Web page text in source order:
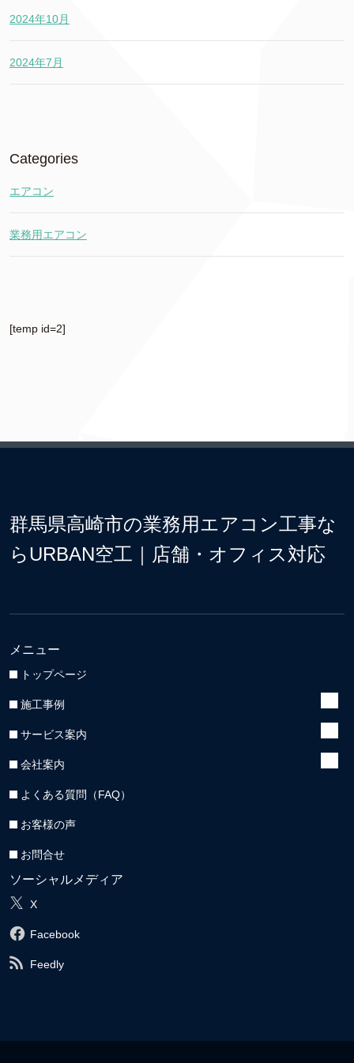
2024年10月
2024年7月
Categories
エアコン
業務用エアコン
[temp id=2]
群馬県高崎市の業務用エアコン工事な
らURBAN空工｜店舗・オフィス対応
メニュー
トップページ
施工事例
サービス案内
会社案内
よくある質問（FAQ）
お客様の声
お問合せ
ソーシャルメディア
X
Facebook
Feedly